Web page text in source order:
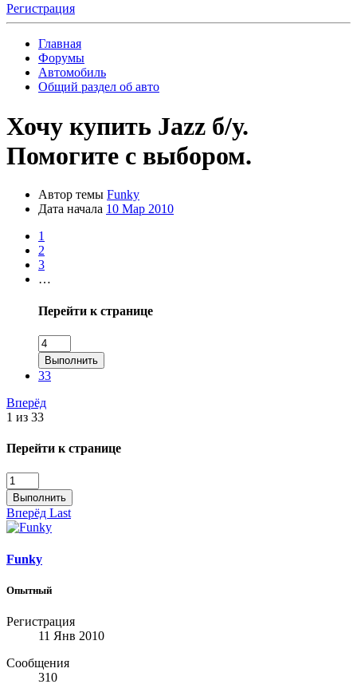
Регистрация
Главная
Форумы
Автомобиль
Общий раздел об авто
Хочу купить Jazz б/у.
Помогите с выбором.
Автор темы Funky
Дата начала 10 Мар 2010
1
2
3
…
Перейти к странице
Выполнить
33
Вперёд
1 из 33
Перейти к странице
Выполнить
Вперёд Last
Funky
Опытный
Регистрация
11 Янв 2010
Сообщения
310